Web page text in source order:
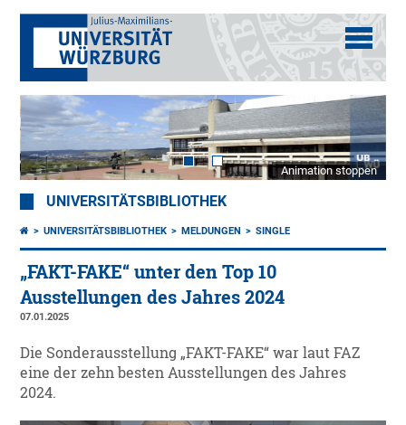
Animation stoppen
UNIVERSITÄTSBIBLIOTHEK
UNIVERSITÄTSBIBLIOTHEK MELDUNGEN SINGLE
„FAKT-FAKE“ unter den Top 10
Ausstellungen des Jahres 2024
07.01.2025
Die Sonderausstellung „FAKT-FAKE“ war laut FAZ
eine der zehn besten Ausstellungen des Jahres
2024.